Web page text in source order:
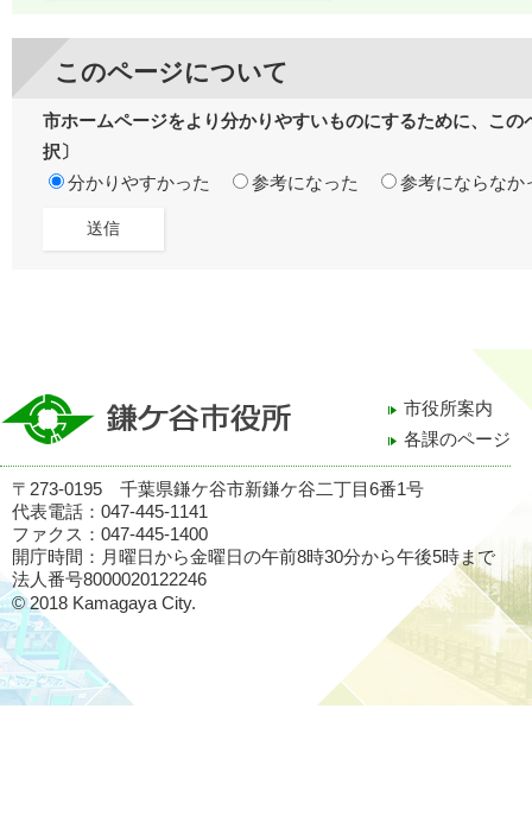
このページについて
市ホームページをより分かりやすいものにするために、こ
択〕
分かりやすかった
参考になった 参考にならなか
市役所案内
各課のページ
〒273-0195 千葉県鎌ケ谷市新鎌ケ谷二丁目6番1号
代表電話：047-445-1141
ファクス：047-445-1400
開庁時間：月曜日から金曜日の午前8時30分から午後5時まで
法人番号8000020122246
© 2018 Kamagaya City.